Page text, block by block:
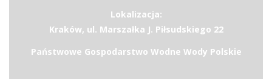
Lokalizacja:
Kraków, ul. Marszałka J. Piłsudskiego 22
Państwowe Gospodarstwo Wodne Wody Polskie